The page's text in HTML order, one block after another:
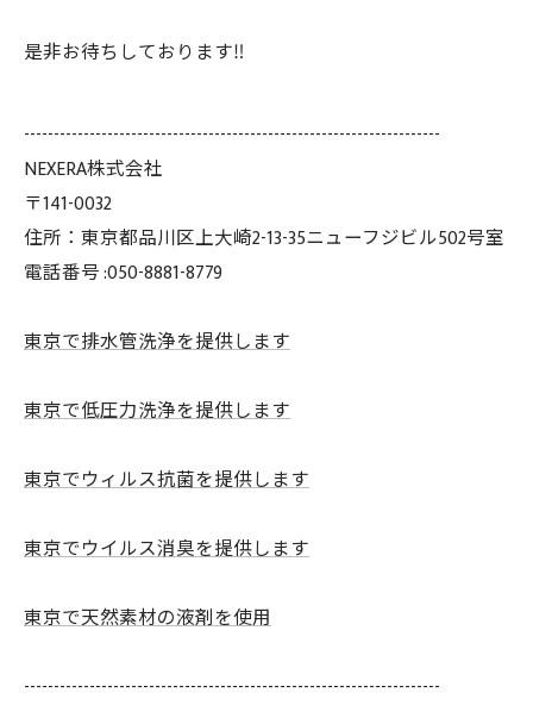
是非お待ちしております‼️
----------------------------------------------------------------------
NEXERA株式会社
〒141-0032
住所：東京都品川区上大崎2-13-35ニューフジビル502号室
電話番号 :050-8881-8779
東京で排水管洗浄を提供します
東京で低圧力洗浄を提供します
東京でウィルス抗菌を提供します
東京でウイルス消臭を提供します
東京で天然素材の液剤を使用
----------------------------------------------------------------------